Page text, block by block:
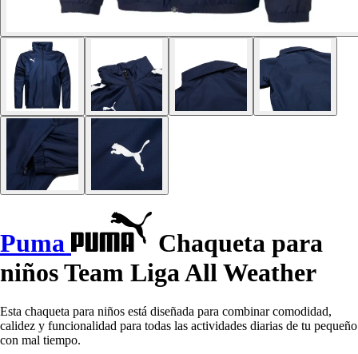
Puma
Chaqueta para
niños Team Liga All Weather
Esta chaqueta para niños está diseñada para combinar comodidad,
calidez y funcionalidad para todas las actividades diarias de tu pequeño
con mal tiempo.